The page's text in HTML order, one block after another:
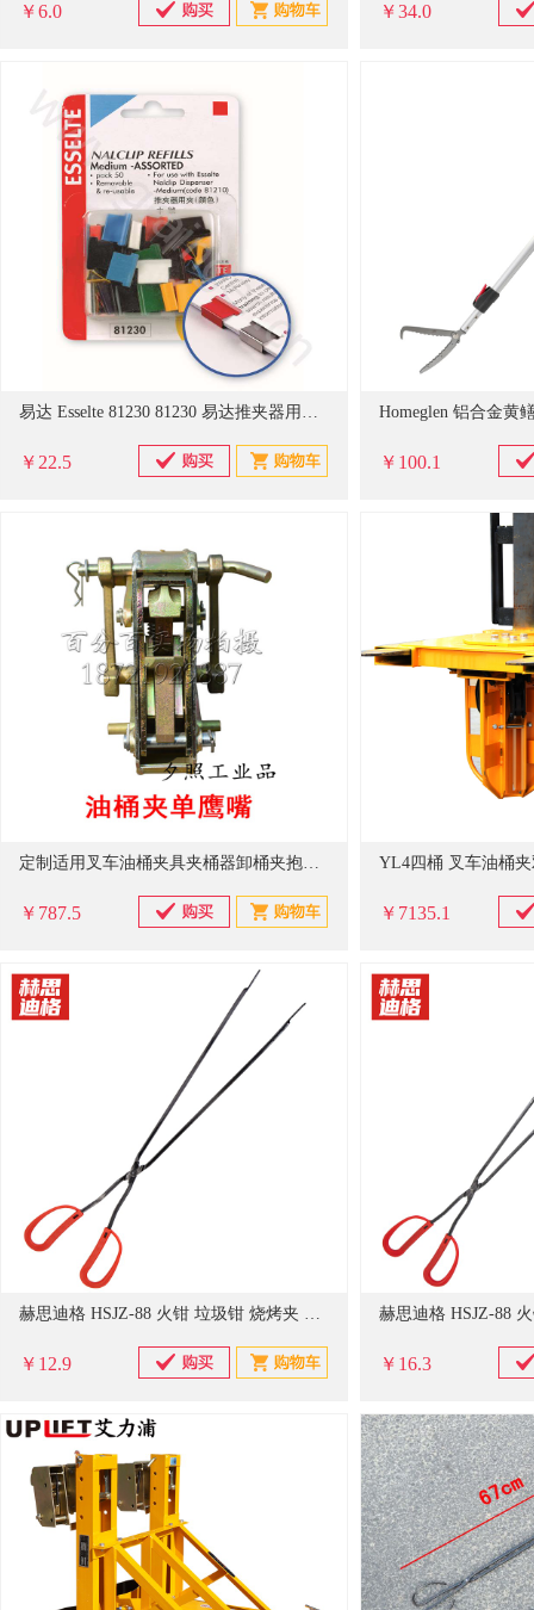
￥6.0 ￥34.0
易达 Esselte 81230 81230 易达推夹器用夹(40页彩色夹)彩色,50个/卡
￥22.5 ￥100.1
定制适用叉车油桶夹具夹桶器卸桶夹抱桶器桶夹抓桶器吊具吊夹装卸搬运工具 单鹰嘴夹头
￥787.5 ￥7135.1
赫思迪格 HSJZ-88 火钳 垃圾钳 烧烤夹 塑柄扁头垃圾夹子 拾物器 碳夹 取物器 环卫清洁夹 62cm
￥12.9 ￥16.3